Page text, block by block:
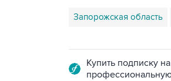
Запорожская область
Купить подписку на